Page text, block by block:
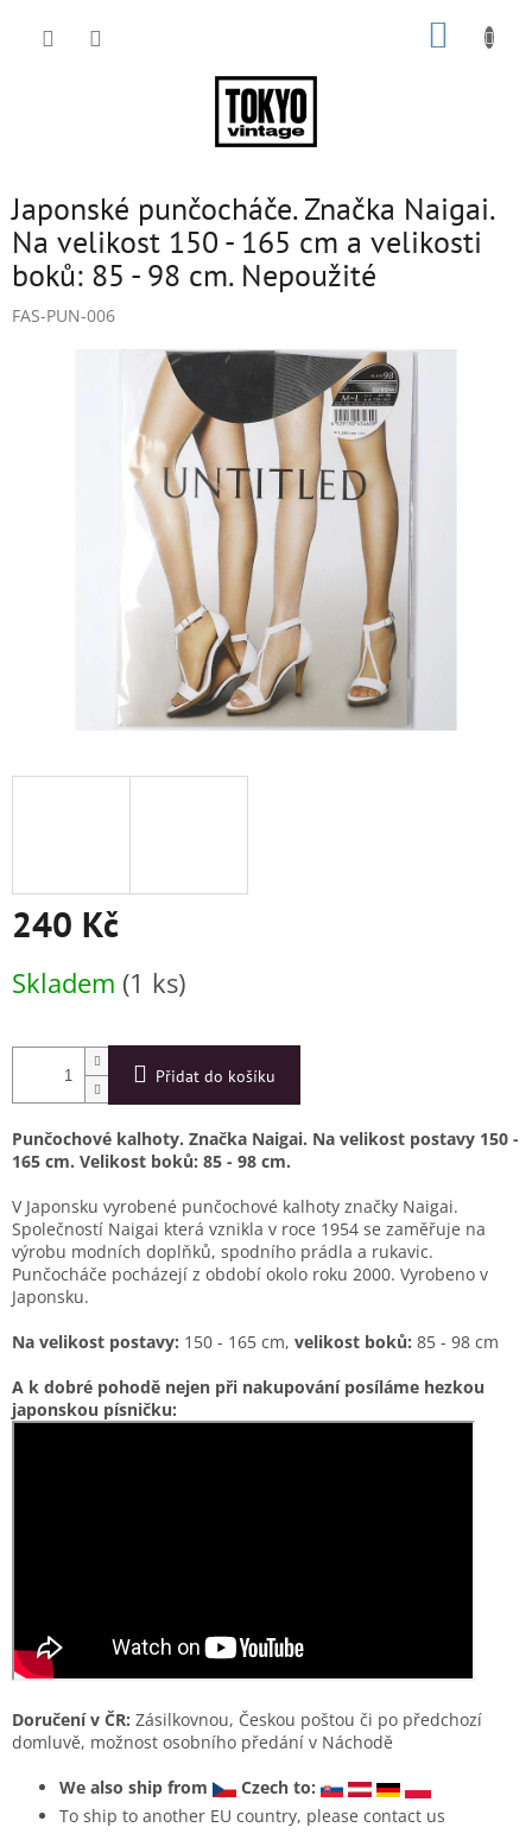
Japonské punčocháče. Značka Naigai.
Na velikost 150 - 165 cm a velikosti
boků: 85 - 98 cm. Nepoužité
FAS-PUN-006
240 Kč
cena:
Skladem (1 ks)
Přidat do košíku
Punčochové kalhoty. Značka Naigai. Na velikost postavy 150 -
165 cm. Velikost boků: 85 - 98 cm.
V Japonsku vyrobené punčochové kalhoty značky Naigai.
Společností Naigai která vznikla v roce 1954 se zaměřuje na
výrobu modních doplňků, spodního prádla a rukavic.
Punčocháče pocházejí z období okolo roku 2000. Vyrobeno v
Japonsku.
Na velikost postavy: 150 - 165 cm, velikost boků: 85 - 98 cm
A k dobré pohodě nejen při nakupování posíláme hezkou
japonskou písničku:
Doručení v ČR: Zásilkovnou, Českou poštou či po předchozí
domluvě, možnost osobního předání v Náchodě
We also ship from
Czech to:
To ship to another EU country, please contact us